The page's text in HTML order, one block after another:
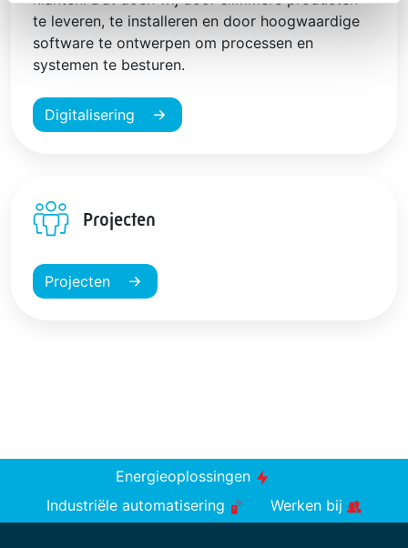
te leveren, te installeren en door hoogwaardige
software te ontwerpen om processen en
systemen te besturen.
Digitalisering
Projecten
Projecten
Energieoplossingen
Industriële automatisering
Werken bij